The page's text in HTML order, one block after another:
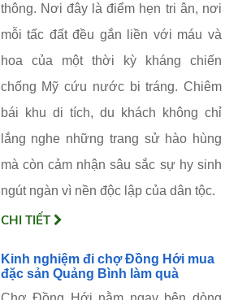
thông. Nơi đây là điểm hẹn tri ân, nơi
mỗi tấc đất đều gắn liền với máu và
hoa của một thời kỳ kháng chiến
chống Mỹ cứu nước bi tráng. Chiêm
bái khu di tích, du khách không chỉ
lắng nghe những trang sử hào hùng
mà còn cảm nhận sâu sắc sự hy sinh
ngút ngàn vì nền độc lập của dân tộc.
CHI TIẾT
Kinh nghiệm đi chợ Đồng Hới mua
đặc sản Quảng Bình làm quà